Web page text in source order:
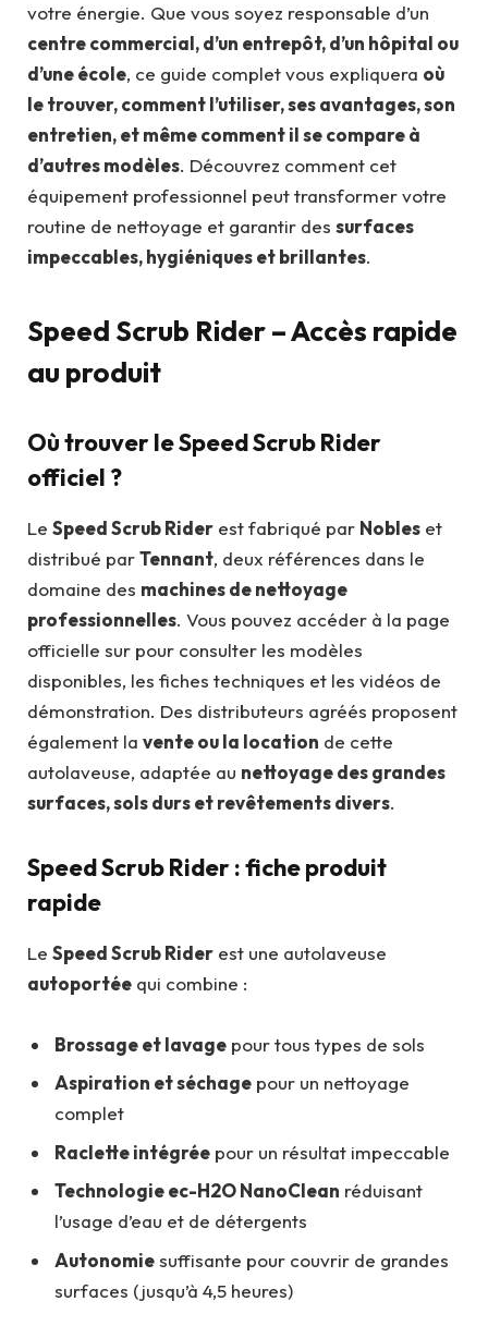
votre énergie. Que vous soyez responsable d’un
centre commercial, d’un entrepôt, d’un hôpital ou
d’une école, ce guide complet vous expliquera où
le trouver, comment l’utiliser, ses avantages, son
entretien, et même comment il se compare à
d’autres modèles. Découvrez comment cet
équipement professionnel peut transformer votre
routine de nettoyage et garantir des surfaces
impeccables, hygiéniques et brillantes.
Speed Scrub Rider – Accès rapide
au produit
Où trouver le Speed Scrub Rider
officiel ?
Le Speed Scrub Rider est fabriqué par Nobles et
distribué parTennant, deux références dans le
domaine des machines de nettoyage
professionnelles. Vous pouvez accéder à la page
officielle sur pour consulter les modèles
disponibles, les fiches techniques et les vidéos de
démonstration. Des distributeurs agréés proposent
également la vente ou la location de cette
autolaveuse, adaptée au nettoyage des grandes
surfaces, sols durs et revêtements divers.
Speed Scrub Rider : fiche produit
rapide
Le Speed Scrub Rider est une autolaveuse
autoportée qui combine :
Brossage et lavage pour tous types de sols
Aspiration et séchage pour un nettoyage
complet
Raclette intégrée pour un résultat impeccable
Technologie ec-H2O NanoClean réduisant
l’usage d’eau et de détergents
Autonomiesuffisante pour couvrir de grandes
surfaces (jusqu’à 4,5 heures)